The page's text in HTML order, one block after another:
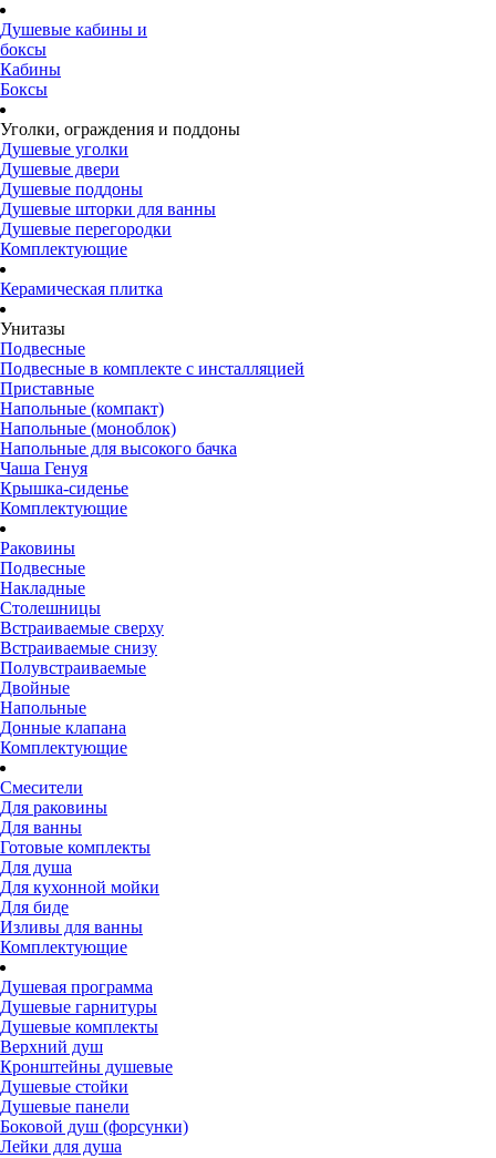
Душевые кабины и
боксы
Кабины
Боксы
Уголки, ограждения и поддоны
Душевые уголки
Душевые двери
Душевые поддоны
Душевые шторки для ванны
Душевые перегородки
Комплектующие
Керамическая плитка
Унитазы
Подвесные
Подвесные в комплекте с инсталляцией
Приставные
Напольные (компакт)
Напольные (моноблок)
Напольные для высокого бачка
Чаша Генуя
Крышка-сиденье
Комплектующие
Раковины
Подвесные
Накладные
Столешницы
Встраиваемые сверху
Встраиваемые снизу
Полувстраиваемые
Двойные
Напольные
Донные клапана
Комплектующие
Смесители
Для раковины
Для ванны
Готовые комплекты
Для душа
Для кухонной мойки
Для биде
Изливы для ванны
Комплектующие
Душевая программа
Душевые гарнитуры
Душевые комплекты
Верхний душ
Кронштейны душевые
Душевые стойки
Душевые панели
Боковой душ (форсунки)
Лейки для душа